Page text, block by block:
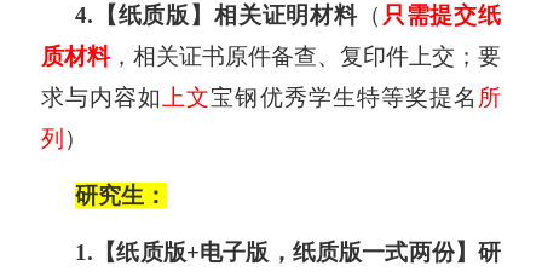
4.【纸质版】相关证明材料（ 只需提交纸
质材料 ，相关证书原件备查、复印件上交； 要
求与内容如 上文宝钢优秀学生特等奖提名 所
列 ）
研究生：
1. 【纸质版+电子版，纸质版一式两份】研